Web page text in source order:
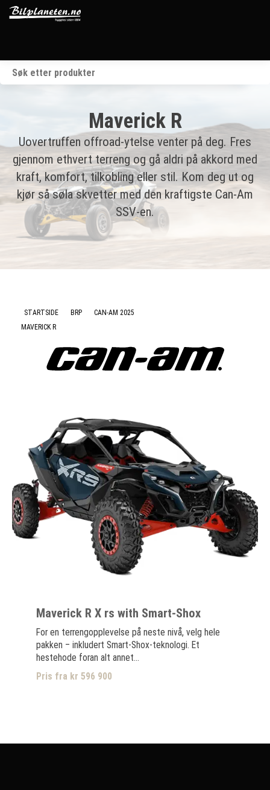
Kjøretøy
BRP
Verksted
Maverick R
Uovertruffen offroad-ytelse venter på deg. Fres
gjennom ethvert terreng og gå aldri på akkord med
kraft, komfort, tilkobling eller stil. Kom deg ut og
kjør så søla skvetter med den kraftigste Can-Am
SSV-en.
STARTSIDE BRP
CAN-AM 2025
MAVERICK R
Maverick R X rs with Smart-Shox
For en terrengopplevelse på neste nivå, velg hele
pakken – inkludert Smart-Shox-teknologi. Et
hestehode foran alt annet...
Pris fra kr 596 900